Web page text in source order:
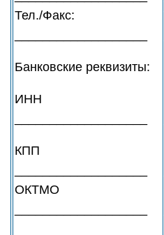
Тел./Факс:
Банковские реквизиты:
ИНН
КПП
ОКТМО